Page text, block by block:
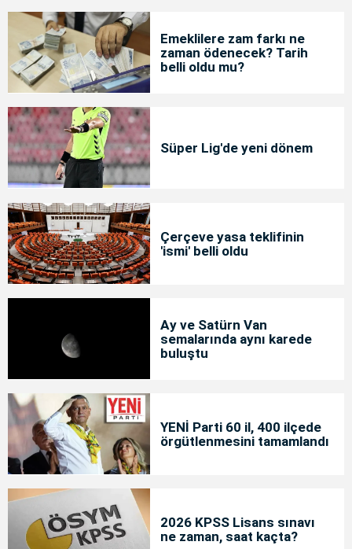
Emeklilere zam farkı ne
zaman ödenecek? Tarih
belli oldu mu?
Süper Lig'de yeni dönem
Çerçeve yasa teklifinin
'ismi' belli oldu
Ay ve Satürn Van
semalarında aynı karede
buluştu
YENİ Parti 60 il, 400 ilçede
örgütlenmesini tamamlandı
2026 KPSS Lisans sınavı
ne zaman, saat kaçta?